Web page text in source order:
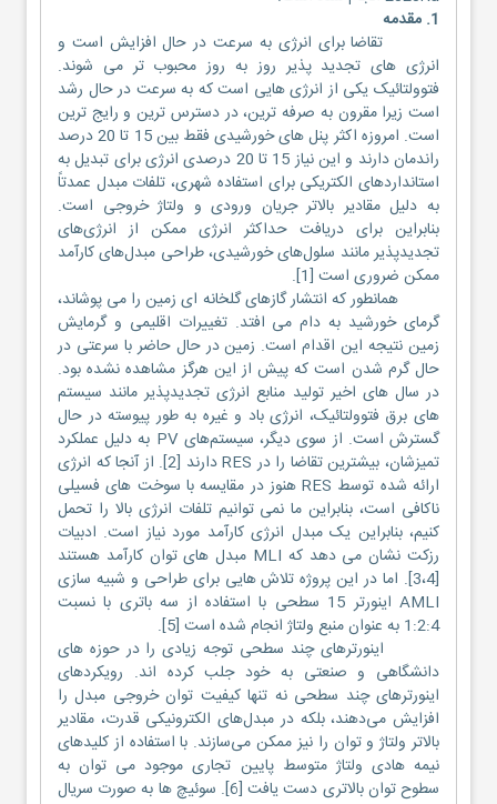
1. مقدمه
تقاضا برای انرژی به سرعت در حال افزایش است و
انرژی های تجدید پذیر روز به روز محبوب تر می شوند.
فتوولتائیک یکی از انرژی هایی است که به سرعت در حال رشد
است زیرا مقرون به صرفه ترین، در دسترس ترین و رایج ترین
است. امروزه اکثر پنل های خورشیدی فقط بین 15 تا 20 درصد
راندمان دارند و این نیاز 15 تا 20 درصدی انرژی برای تبدیل به
استانداردهای الکتریکی برای استفاده شهری، تلفات مبدل عمدتاً
به دلیل مقادیر بالاتر جریان ورودی و ولتاژ خروجی است.
بنابراین برای دریافت حداکثر انرژی ممکن از انرژی‌های
تجدیدپذیر مانند سلول‌های خورشیدی، طراحی مبدل‌های کارآمد
ممکن ضروری است [1].
همانطور که انتشار گازهای گلخانه ای زمین را می پوشاند،
گرمای خورشید به دام می افتد. تغییرات اقلیمی و گرمایش
زمین نتیجه این اقدام است. زمین در حال حاضر با سرعتی در
حال گرم شدن است که پیش از این هرگز مشاهده نشده بود.
در سال های اخیر تولید منابع انرژی تجدیدپذیر مانند سیستم
های برق فتوولتائیک، انرژی باد و غیره به طور پیوسته در حال
گسترش است. از سوی دیگر، سیستم‌های PV به دلیل عملکرد
تمیزشان، بیشترین تقاضا را در RES دارند [2]. از آنجا که انرژی
ارائه شده توسط RES هنوز در مقایسه با سوخت های فسیلی
ناکافی است، بنابراین ما نمی توانیم تلفات انرژی بالا را تحمل
کنیم، بنابراین یک مبدل انرژی کارآمد مورد نیاز است. ادبیات
رزکت نشان می دهد که MLI مبدل های توان کارآمد هستند
[3،4]. اما در این پروژه تلاش هایی برای طراحی و شبیه سازی
AMLI اینورتر 15 سطحی با استفاده از سه باتری با نسبت
1:2:4 به عنوان منبع ولتاژ انجام شده است [5].
اینورترهای چند سطحی توجه زیادی را در حوزه های
دانشگاهی و صنعتی به خود جلب کرده اند. رویکردهای
اینورترهای چند سطحی نه تنها کیفیت توان خروجی مبدل را
افزایش می‌دهند، بلکه در مبدل‌های الکترونیکی قدرت، مقادیر
بالاتر ولتاژ و توان را نیز ممکن می‌سازند. با استفاده از کلیدهای
نیمه هادی ولتاژ متوسط پایین تجاری موجود می توان به
سطوح توان بالاتری دست یافت [6]. سوئیچ ها به صورت سریال